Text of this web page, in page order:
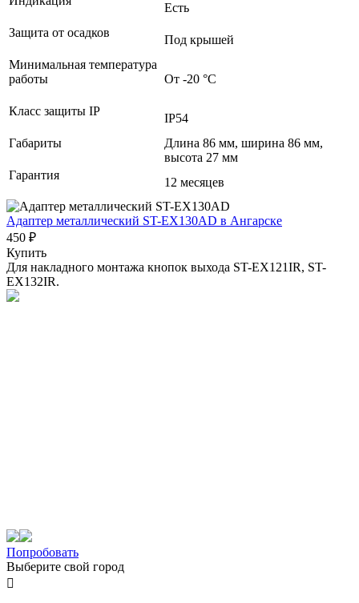
Есть
Защита от осадков
Под крышей
Минимальная температура
работы
От -20 °С
Класс защиты IP
IP54
Габариты
Длина 86 мм, ширина 86 мм,
высота 27 мм
Гарантия
12 месяцев
Адаптер металлический ST-EX130AD в Ангарске
450 ₽
Купить
Для накладного монтажа кнопок выхода ST-EX121IR, ST-
EX132IR.
Попробовать
Выберите свой город
